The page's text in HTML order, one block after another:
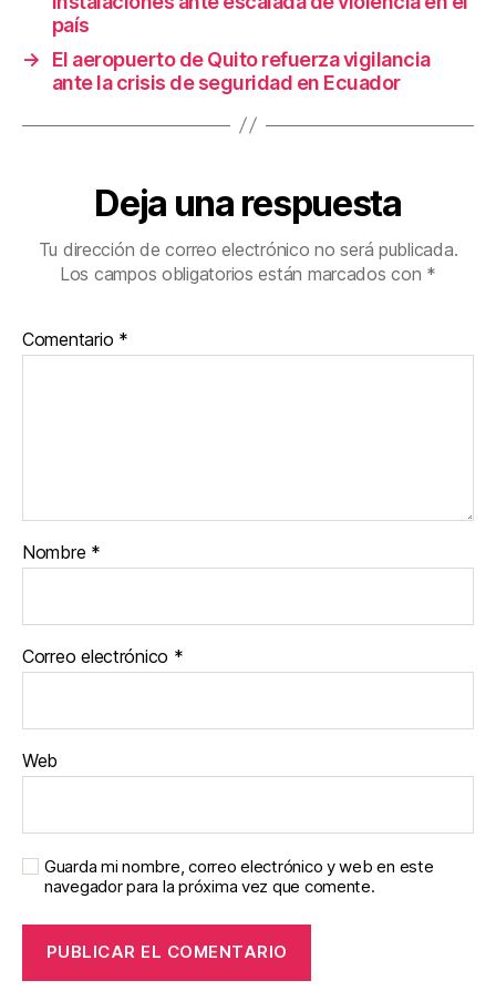
k
país
→
El aeropuerto de Quito refuerza vigilancia
ante la crisis de seguridad en Ecuador
Deja una respuesta
Tu dirección de correo electrónico no será publicada.
Los campos obligatorios están marcados con *
Comentario *
Nombre *
Correo electrónico *
Web
Guarda mi nombre, correo electrónico y web en este
navegador para la próxima vez que comente.